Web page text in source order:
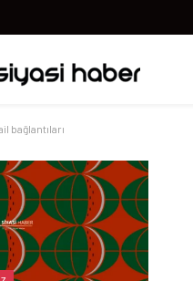
bağlantıları